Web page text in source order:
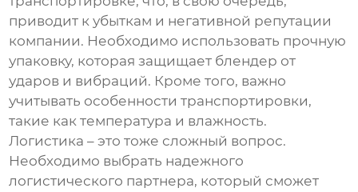
приводит к убыткам и негативной репутации
компании. Необходимо использовать прочную
упаковку, которая защищает блендер от
ударов и вибраций. Кроме того, важно
учитывать особенности транспортировки,
такие как температура и влажность.
Логистика – это тоже сложный вопрос.
Необходимо выбрать надежного
логистического партнера, который сможет